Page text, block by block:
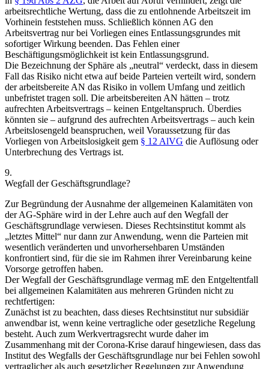
arbeitsrechtliche Wertung, dass die zu entlohnende Arbeitszeit im
Vorhinein feststehen muss. Schließlich können AG den
Arbeitsvertrag nur bei Vorliegen eines Entlassungsgrundes mit
sofortiger Wirkung beenden. Das Fehlen einer
Beschäftigungsmöglichkeit ist kein Entlassungsgrund.
Die Bezeichnung der Sphäre als „neutral“ verdeckt, dass in diesem
Fall das Risiko nicht etwa auf beide Parteien verteilt wird, sondern
der arbeitsbereite AN das Risiko in vollem Umfang und zeitlich
unbefristet tragen soll. Die arbeitsbereiten AN hätten – trotz
aufrechten Arbeitsvertrags – keinen Entgeltanspruch. Überdies
könnten sie – aufgrund des aufrechten Arbeitsvertrags – auch kein
Arbeitslosengeld beanspruchen, weil Voraussetzung für das
Vorliegen von Arbeitslosigkeit gem § 12 AlVG die Auflösung oder
Unterbrechung des Vertrags ist.
9.
Wegfall der Geschäftsgrundlage?
Zur Begründung der Ausnahme der allgemeinen Kalamitäten von
der AG-Sphäre wird in der Lehre auch auf den Wegfall der
Geschäftsgrundlage verwiesen. Dieses Rechtsinstitut kommt als
„letztes Mittel“ nur dann zur Anwendung, wenn die Parteien mit
wesentlich veränderten und unvorhersehbaren Umständen
konfrontiert sind, für die sie im Rahmen ihrer Vereinbarung keine
Vorsorge getroffen haben.
Der Wegfall der Geschäftsgrundlage vermag mE den Entgeltentfall
bei allgemeinen Kalamitäten aus mehreren Gründen nicht zu
rechtfertigen:
Zunächst ist zu beachten, dass dieses Rechtsinstitut nur subsidiär
anwendbar ist, wenn keine vertragliche oder gesetzliche Regelung
besteht. Auch zum Werkvertragsrecht wurde daher im
Zusammenhang mit der Corona-Krise darauf hingewiesen, dass das
Institut des Wegfalls der Geschäftsgrundlage nur bei Fehlen sowohl
vertraglicher als auch gesetzlicher Regelungen zur Anwendung